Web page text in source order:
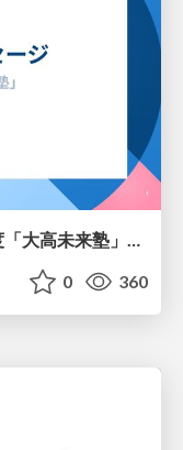
大高生へのメッセージ（令和6年度「大高未来塾」） / Messages to Current Students
0 360